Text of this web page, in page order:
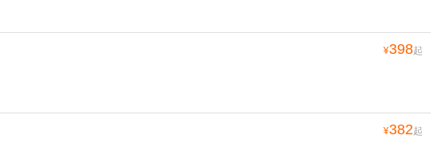
¥398起
¥382起